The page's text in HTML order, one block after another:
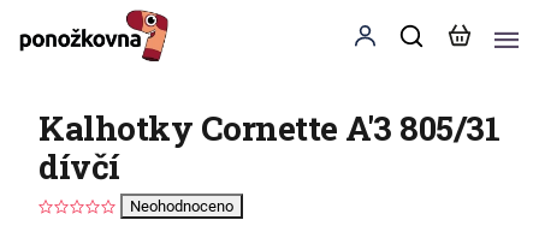
Kalhotky Cornette A'3 805/31
dívčí
Neohodnoceno